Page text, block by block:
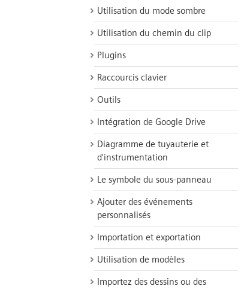
Utilisation du mode sombre
Utilisation du chemin du clip
Plugins
Raccourcis clavier
Outils
Intégration de Google Drive
Diagramme de tuyauterie et
d'instrumentation
Le symbole du sous-panneau
Ajouter des événements
personnalisés
Importation et exportation
Utilisation de modèles
Importez des dessins ou des